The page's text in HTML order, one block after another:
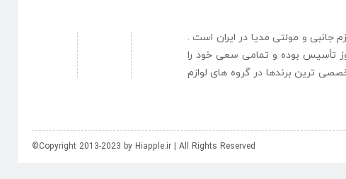
جانبی و مولتی مدیا در ایران است .
تأسیس بوده و تمامی سعی خود را
ترین برندها در گروه های لوازم
©Copyright 2013-2023 by Hiapple.ir | All Rights Reserved